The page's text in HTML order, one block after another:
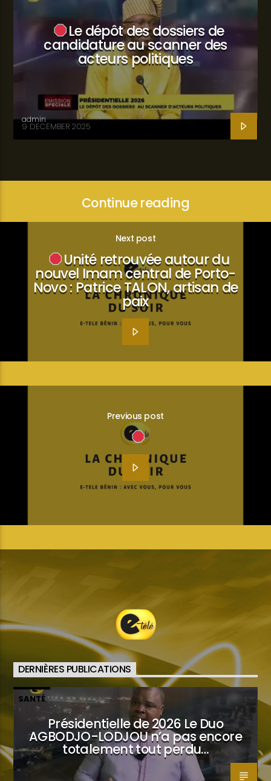
Le dépôt des dossiers de
candidature au scanner des
acteurs politiques
admin
9 DECEMBER 2025
Continue reading
Next post
Unité retrouvée autour du
nouvel Imam central de Porto-
Novo : Patrice TALON, artisan de
paix
Previous post
DERNIÈRES PUBLICATIONS
SANTÉ
Présidentielle de 2026 Le Duo
AGBODJO-LODJOU n’a pas encore
totalement tout perdu…